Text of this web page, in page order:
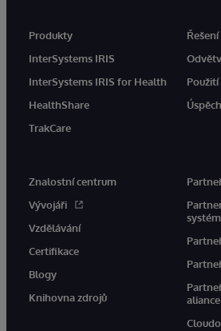
Produkty
InterSystems IRIS
InterSystems IRIS for Health
HealthShare
TrakCare
Řešení
Znalostní centrum
Vývojáři
Vzdělávání
Certifikace
Blogy
Knihovna zdrojů
aliance